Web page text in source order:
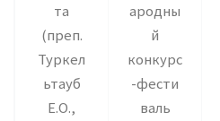
та
(преп.
Туркел
ьтауб
Е.О.,
ародны
й
конкурс
-фести
валь